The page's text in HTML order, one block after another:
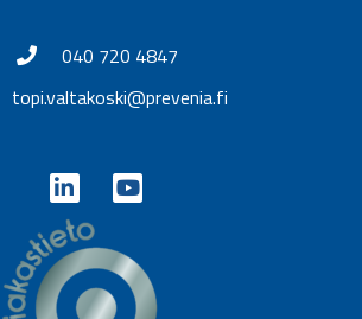
040 720 4847
topi.valtakoski@prevenia.fi